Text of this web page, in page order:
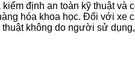
định an toàn kỹ thuật và
hóa khoa học. Đối với xe
không do người sử